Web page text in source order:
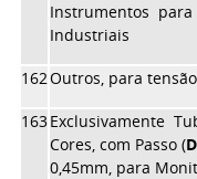
Instrumentos para
Industriais
162Outros, para
163Exclusivamente
Cores, com Passo (
0,45mm, para